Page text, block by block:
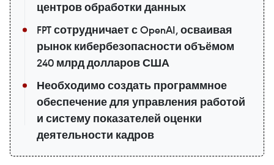
центров обработки данных
FPT сотрудничает с OpenAI, осваивая
рынок кибербезопасности объёмом
240 млрд долларов США
Необходимо создать программное
обеспечение для управления работой
и систему показателей оценки
деятельности кадров